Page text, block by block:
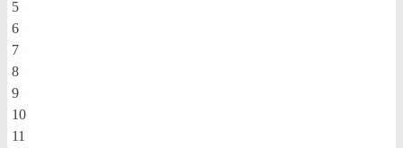
5
6
7
8
9
10
11